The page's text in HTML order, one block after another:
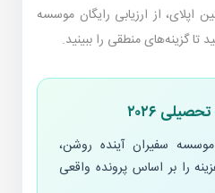
اپلای، از ارزیابی رایگان موسسه
تا گزینه‌های منطقی را ببینید.
۲۰۲۶
سفیران آینده روشن،
را بر اساس پرونده واقعی